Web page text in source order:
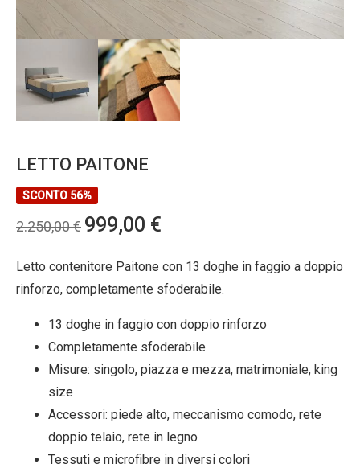
LETTO PAITONE
SCONTO 56%
2.250,00€
Il
prezzo
originale
era:
999,00 €
attuale
è:
Letto contenitore Paitone con 13 doghe in faggio a doppio
rinforzo, completamente sfoderabile.
13 doghe in faggio con doppio rinforzo
Completamente sfoderabile
Misure: singolo, piazza e mezza, matrimoniale, king
size
Accessori: piede alto, meccanismo comodo, rete
doppio telaio, rete in legno
Tessuti e microfibre in diversi colori